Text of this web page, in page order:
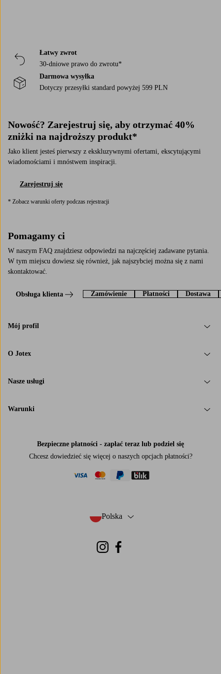
Łatwy zwrot
30-dniowe prawo do zwrotu*
Darmowa wysyłka
Dotyczy przesyłki standard powyżej 599 PLN
Nowość? Zarejestruj się, aby otrzymać 40%
zniżki na najdroższy produkt*
Jako klient jesteś pierwszy z ekskluzywnymi ofertami, ekscytującymi
wiadomościami i mnóstwem inspiracji.
Zarejestruj się
* Zobacz warunki oferty podczas rejestracji
Pomagamy ci
W naszym FAQ znajdziesz odpowiedzi na najczęściej zadawane pytania.
W tym miejscu dowiesz się również, jak najszybciej można się z nami
skontaktować.
Obsługa klienta Zamówienie Płatności Dostawa
Mój profil
O Jotex
Nasze usługi
Warunki
Bezpieczne płatności - zapłać teraz lub podziel się
Chcesz dowiedzieć się więcej o naszych opcjach płatności?
Polska
- Wybierz kraj